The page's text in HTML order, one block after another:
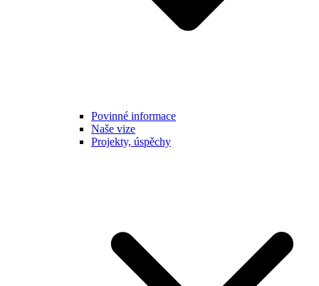
Povinné informace
Naše vize
Projekty, úspěchy